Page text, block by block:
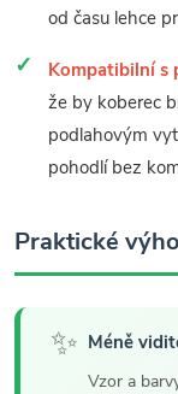
od času lehce
Kompatibilní s
že by koberec
podlahovým
pohodlí bez
Praktické
✨ Méně
Vzor a